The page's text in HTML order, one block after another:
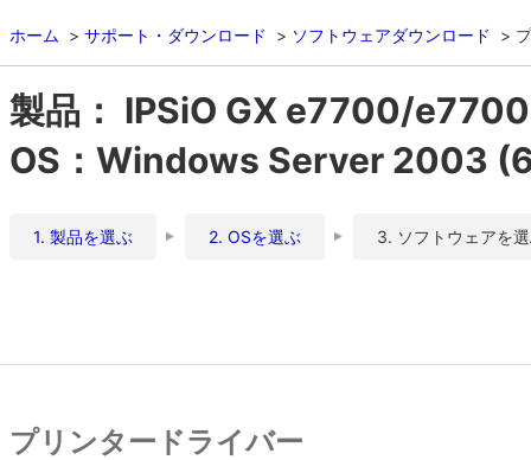
ホーム サポート・ダウンロード ソフトウェアダウンロード
製品： IPSiO GX e7700/
OS：Windows Server 2003
1. 製品を選ぶ 2. OSを選ぶ 3. ソフトウェアを
プリンタードライバー